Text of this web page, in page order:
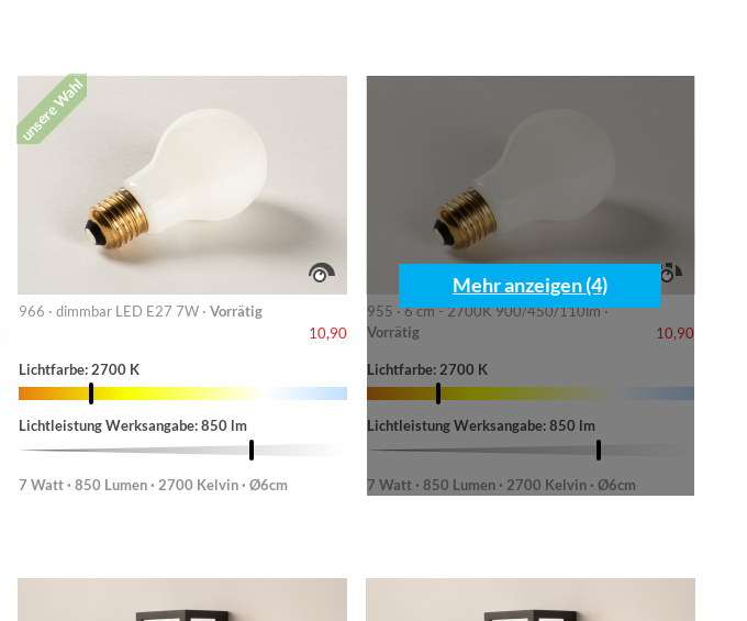
unsere Wahl
966 · dimmbar LED E27 7W · Vorrätig
10,90
Lichtfarbe: 2700 K
Lichtleistung Werksangabe: 850 lm
7 Watt · 850 Lumen · 2700 Kelvin · Ø6cm
955 · 6 cm - 2700K 900/450/110lm ·
Vorrätig
10,90
Lichtfarbe: 2700 K
Lichtleistung Werksangabe: 850 lm
7 Watt · 850 Lumen · 2700 Kelvin · Ø6cm
Mehr anzeigen (4)